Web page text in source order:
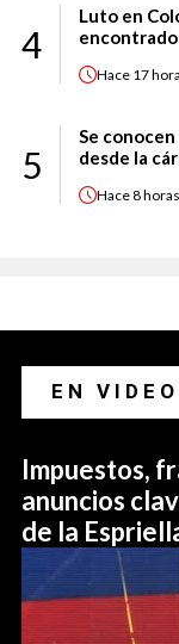
4
Luto en
encontrado
Hace 17
5
Se
desde la
Hace8 horas
EN VIDEO
Impuestos,
anuncios
de la